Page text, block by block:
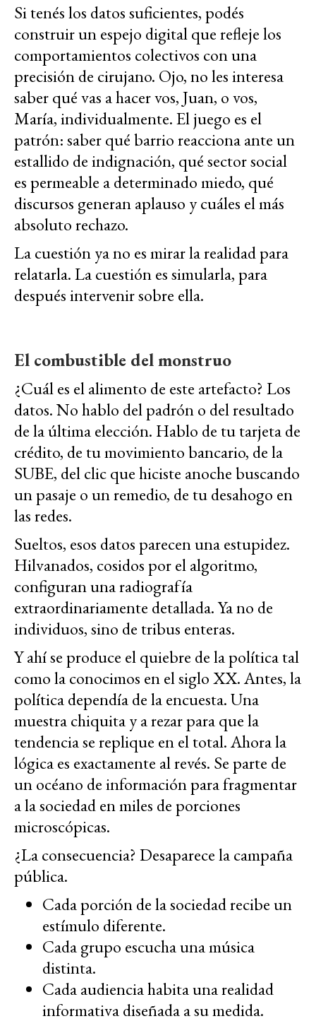
Si tenés los datos suficientes, podés
construir un espejo digital que refleje los
comportamientos colectivos con una
precisión de cirujano. Ojo, no les interesa
saber qué vas a hacer vos, Juan, o vos,
María, individualmente. El juego es el
patrón: saber qué barrio reacciona ante un
estallido de indignación, qué sector social
es permeable a determinado miedo, qué
discursos generan aplauso y cuáles el más
absoluto rechazo.
La cuestión ya no es mirar la realidad para
relatarla. La cuestión es simularla, para
después intervenir sobre ella.
El combustible del monstruo
¿Cuál es el alimento de este artefacto? Los
datos. No hablo del padrón o del resultado
de la última elección. Hablo de tu tarjeta de
crédito, de tu movimiento bancario, de la
SUBE, del clic que hiciste anoche buscando
un pasaje o un remedio, de tu desahogo en
las redes.
Sueltos, esos datos parecen una estupidez.
Hilvanados, cosidos por el algoritmo,
configuran una radiografía
extraordinariamente detallada. Ya no de
individuos, sino de tribus enteras.
Y ahí se produce el quiebre de la política tal
como la conocimos en el siglo XX. Antes, la
política dependía de la encuesta. Una
muestra chiquita y a rezar para que la
tendencia se replique en el total. Ahora la
lógica es exactamente al revés. Se parte de
un océano de información para fragmentar
a la sociedad en miles de porciones
microscópicas.
¿La consecuencia? Desaparece la campaña
pública.
Cada porción de la sociedad recibe un
estímulo diferente.
Cada grupo escucha una música
distinta.
Cada audiencia habita una realidad
informativa diseñada a su medida.